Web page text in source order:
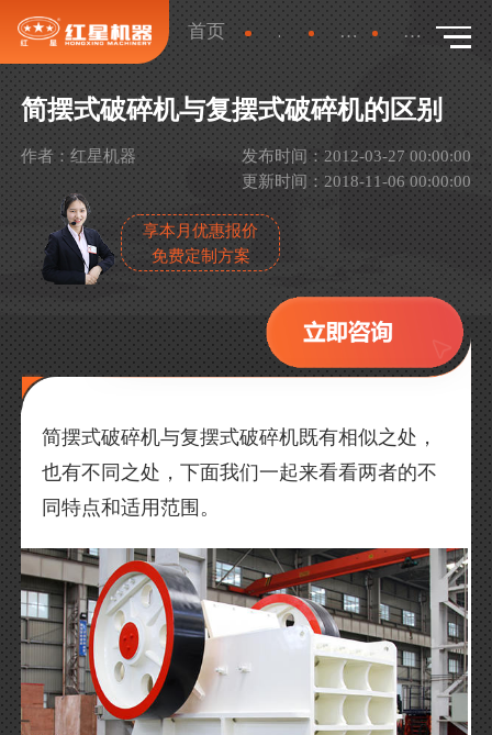
首页 新闻 产品新闻 详情
简摆式破碎机与复摆式破碎机的区别
作者：红星机器
发布时间：2012-03-27 00:00:00
更新时间：2018-11-06 00:00:00
享本月优惠报价
免费定制方案
简摆式破碎机与复摆式破碎机既有相似之处，
也有不同之处，下面我们一起来看看两者的不
同特点和适用范围。